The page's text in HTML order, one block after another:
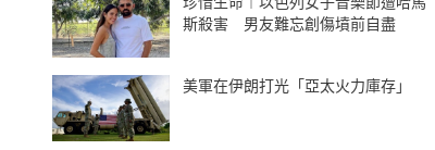
斯殺害 男友難忘創傷墳前自盡
美軍在伊朗打光「亞太火力庫存」